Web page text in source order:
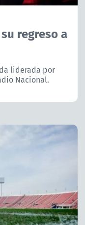
regreso a
liderada por
Nacional.